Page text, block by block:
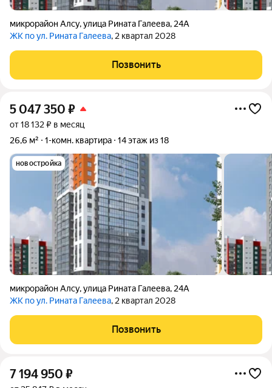
микрорайон Алсу,улица Рината Галеева, 24А
ЖК по ул. Рината Галеева, 2 квартал 2028
Позвонить
5 047 350 ₽
от 18 132 ₽ в месяц
26,6 м²
1-комн. квартира 14 этаж из 18
новостройка
микрорайон Алсу,улица Рината Галеева, 24А
ЖК по ул. Рината Галеева, 2 квартал 2028
Позвонить
7 194 950 ₽